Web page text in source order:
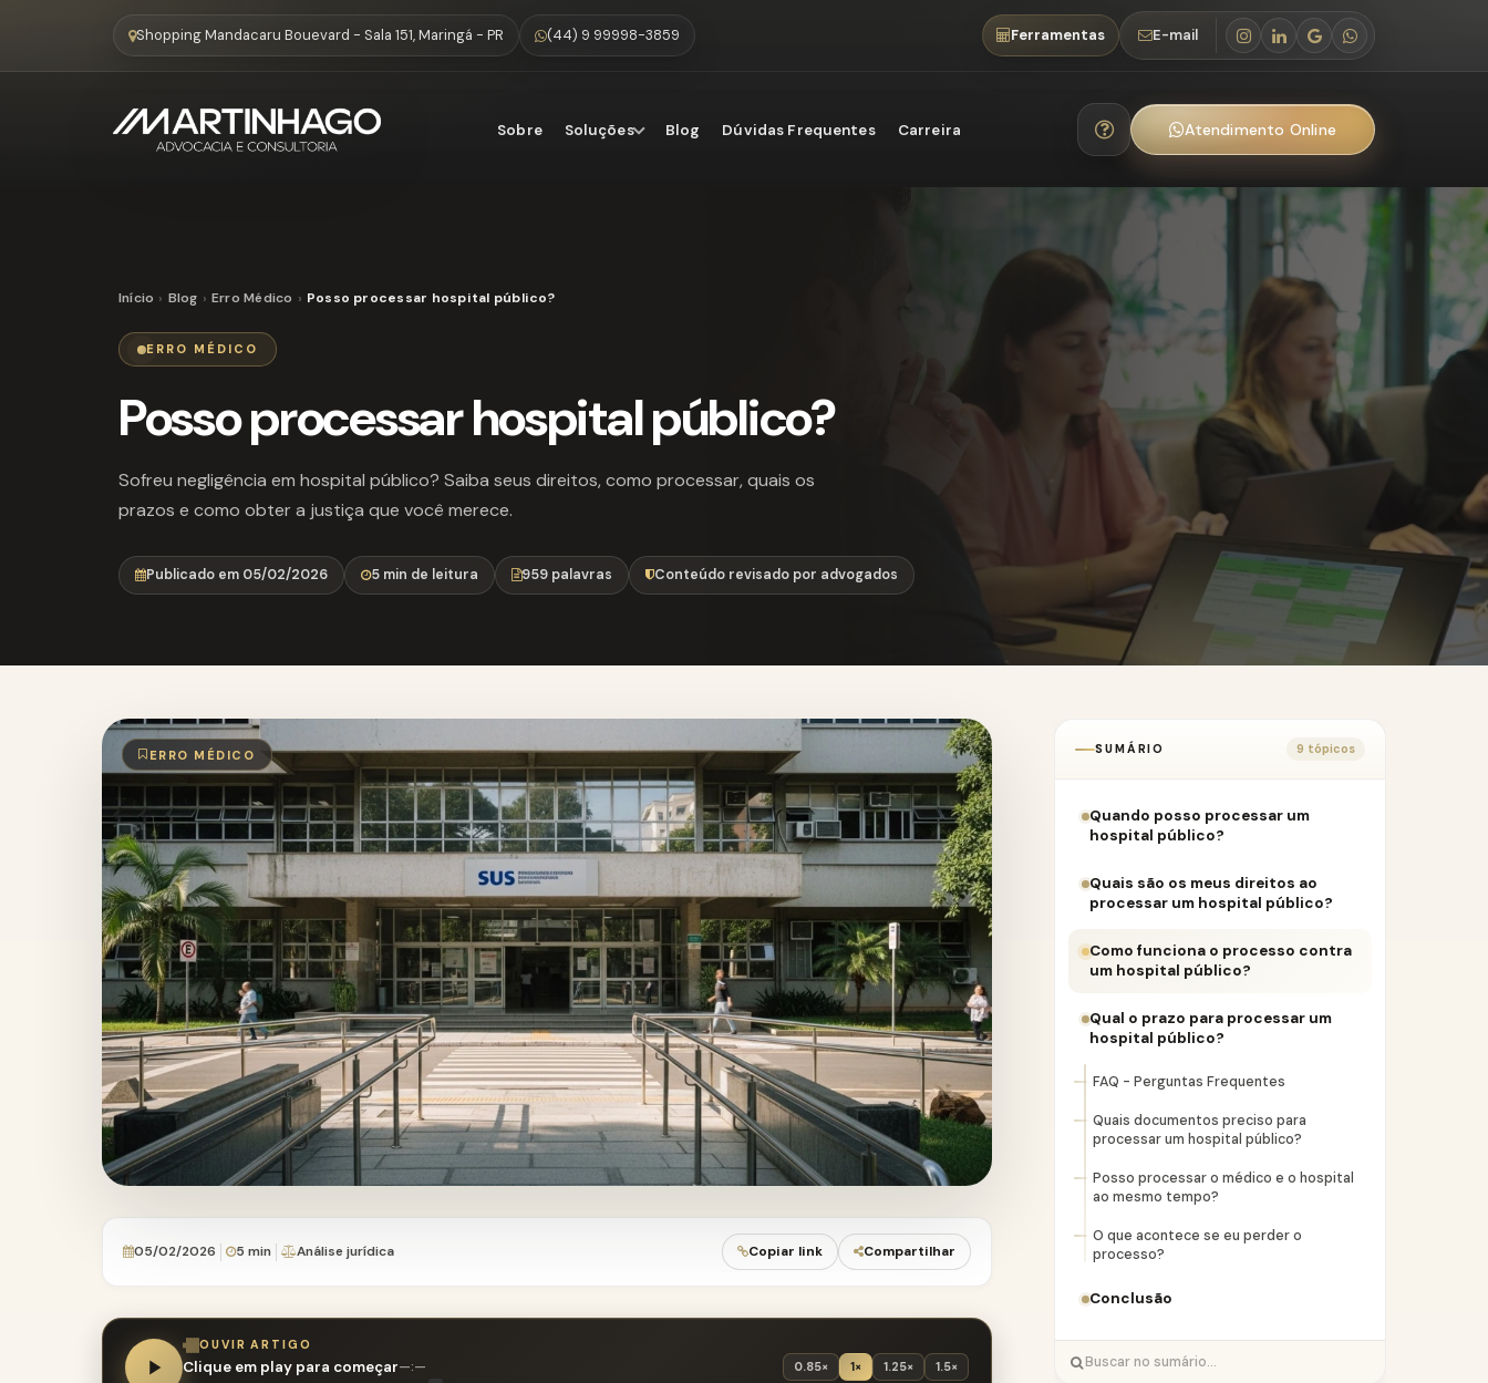
Shopping Mandacaru Bouevard - Sala 151, Maringá - PR (44) 9 99998-3859 Ferramentas E-mail
Sobre Soluções Blog Dúvidas Frequentes Carreira Atendimento Online
Início Blog Erro Médico Posso processar hospital público?
ERRO MÉDICO
Posso processar hospital público?
Sofreu negligência em hospital público? Saiba seus direitos, como processar, quais os
prazos e como obter a justiça que você merece.
Publicado em 05/02/2026 5 min de leitura 959 palavras Conteúdo revisado por advogados
ERRO MÉDICO
05/02/2026 5 min Análise jurídica Copiar link Compartilhar
OUVIR ARTIGO
Clique em play para começar—:— 0.85× 1× 1.25× 1.5×
SUMÁRIO 9 tópicos
Quando posso processar um
hospital público?
Quais são os meus direitos ao
processar um hospital público?
Como funciona o processo contra
um hospital público?
Qual o prazo para processar um
hospital público?
FAQ - Perguntas Frequentes
Quais documentos preciso para
processar um hospital público?
Posso processar o médico e o hospital
ao mesmo tempo?
O que acontece se eu perder o
processo?
Conclusão